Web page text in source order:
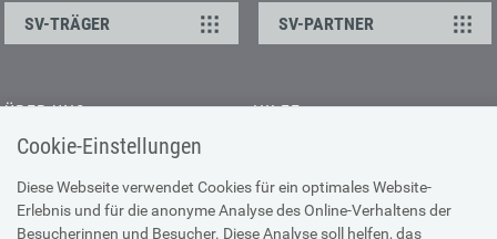
Cookie-Einstellungen
Diese Webseite verwendet Cookies für ein optimales Website-
Erlebnis und für die anonyme Analyse des Online-Verhaltens der
Besucherinnen und Besucher. Diese Analyse soll helfen, das
SV-TRÄGER SV-PARTNER
ÜBER UNS
Kontakt
Offene Stellen
Presse
HILFE
Browser-Info & Sicherheit
Hilfe zur Suche